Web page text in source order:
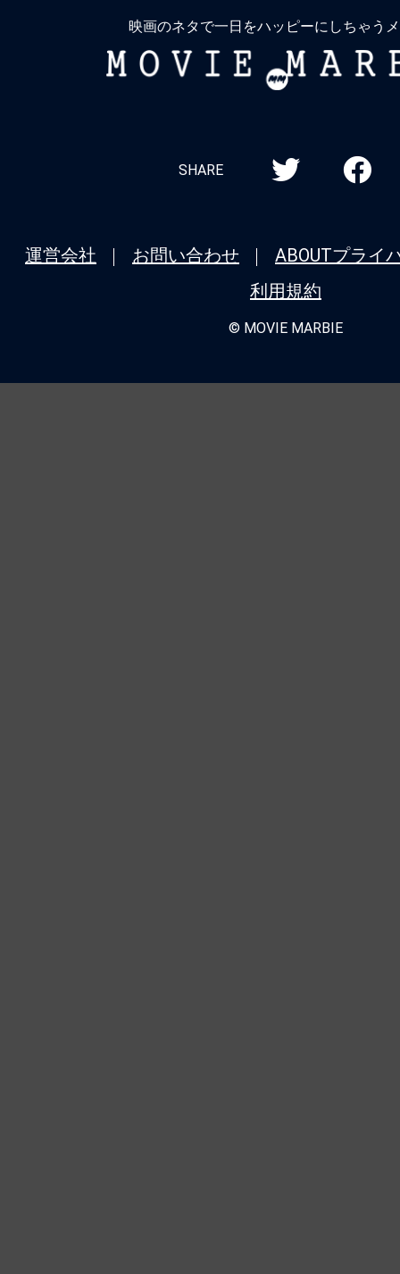
映画のネタで一日をハッピーにしちゃう
MOVIE
SHARE
運営会社 お問い合わせ ABOUTプライ
利用規約
© MOVIE MARBIE